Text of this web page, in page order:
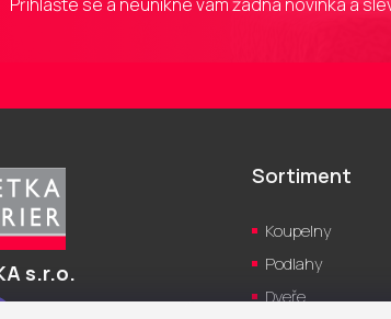
s.r.o.
Instagram
Sortiment
Koupelny
Podlahy
Dveře